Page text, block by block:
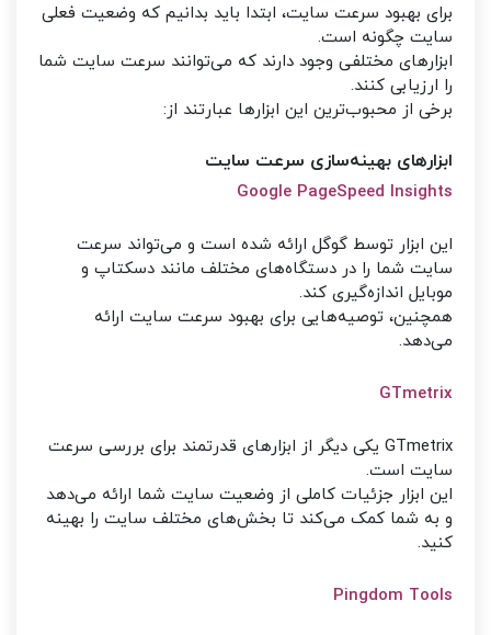
برای بهبود سرعت سایت، ابتدا باید بدانیم که وضعیت فعلی
سایت چگونه است.
ابزارهای مختلفی وجود دارند که می‌توانند سرعت سایت شما
را ارزیابی کنند.
برخی از محبوب‌ترین این ابزارها عبارتند از:
ابزارهای بهینه‌سازی سرعت سایت
Google PageSpeed Insights
این ابزار توسط گوگل ارائه شده است و می‌تواند سرعت
سایت شما را در دستگاه‌های مختلف مانند دسکتاپ و
موبایل اندازه‌گیری کند.
همچنین، توصیه‌هایی برای بهبود سرعت سایت ارائه
می‌دهد.
GTmetrix
GTmetrix یکی دیگر از ابزارهای قدرتمند برای بررسی سرعت
سایت است.
این ابزار جزئیات کاملی از وضعیت سایت شما ارائه می‌دهد
و به شما کمک می‌کند تا بخش‌های مختلف سایت را بهینه
کنید.
Pingdom Tools